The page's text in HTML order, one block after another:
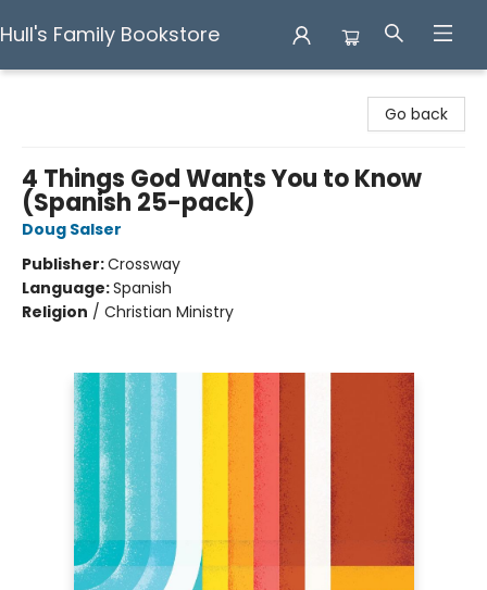
Hull's Family Bookstore
Go back
4 Things God Wants You to Know
(Spanish 25-pack)
Doug Salser
Publisher:Crossway
Language:Spanish
Religion / Christian Ministry